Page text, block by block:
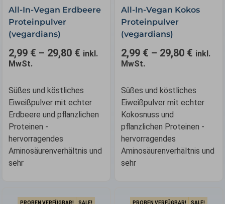
auf.
Die
auf
gewählt
werden
All-In-Vegan Erdbeere
Proteinpulver
(vegardians)
2,99 € – 29,80 € inkl.
MwSt.
Süßes und köstliches
Eiweißpulver mit echter
Erdbeere und pflanzlichen
Proteinen -
hervorragendes
Aminosäurenverhältnis und
sehr
auf.
Die
auf
gewählt
werden
All-In-Vegan Kokos
Proteinpulver
(vegardians)
2,99 € – 29,80 € inkl.
MwSt.
Süßes und köstliches
Eiweißpulver mit echter
Kokosnuss und
pflanzlichen Proteinen -
hervorragendes
Aminosäurenverhältnis und
sehr
PROBEN VERFÜGBAR! SALE! PROBEN VERFÜGBAR! SALE!